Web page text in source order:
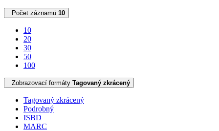
Počet záznamů 10
10
20
30
50
100
Zobrazovací formáty Tagovaný zkrácený
Tagovaný zkrácený
Podrobný
ISBD
MARC